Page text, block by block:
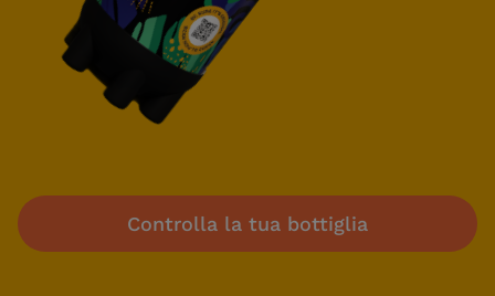
Controlla la tua bottiglia